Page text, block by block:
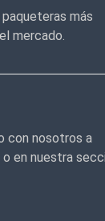
más
mercado.
con nosotros a
en nuestra